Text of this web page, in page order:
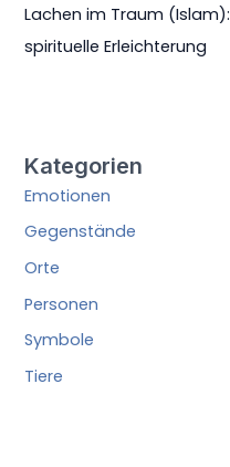
Lachen im Traum
spirituelle Erleichterung
Kategorien
Emotionen
Gegenstände
Orte
Personen
Symbole
Tiere